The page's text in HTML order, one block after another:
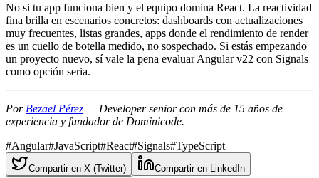
No si tu app funciona bien y el equipo domina React. La reactividad
fina brilla en escenarios concretos: dashboards con actualizaciones
muy frecuentes, listas grandes, apps donde el rendimiento de render
es un cuello de botella medido, no sospechado. Si estás empezando
un proyecto nuevo, sí vale la pena evaluar Angular v22 con Signals
como opción seria.
Por Bezael Pérez — Developer senior con más de 15 años de
experiencia y fundador de Dominicode.
#Angular#JavaScript#React#Signals#TypeScript
Compartir en X (Twitter) Compartir en LinkedIn